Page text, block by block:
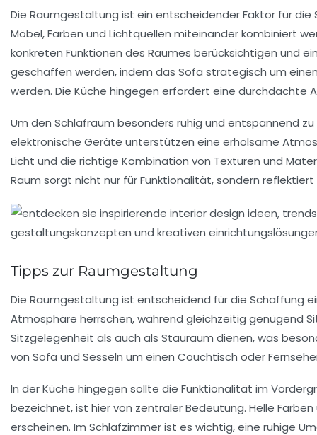
Die Raumgestaltung ist ein entscheidender Faktor für die
Möbel, Farben und Lichtquellen miteinander kombiniert
konkreten Funktionen des Raumes berücksichtigen und
geschaffen werden, indem das Sofa strategisch um
werden. Die Küche hingegen erfordert eine durchdachte
Um den Schlafraum besonders ruhig und entspannend
elektronische Geräte unterstützen eine erholsame
Licht und die richtige Kombination von Texturen und
Raum sorgt nicht nur für Funktionalität, sondern
Tipps zur Raumgestaltung
Die Raumgestaltung ist entscheidend für die Schaffung
Atmosphäre herrschen, während gleichzeitig genügend
Sitzgelegenheit als auch als Stauraum dienen, was
von Sofa und Sesseln um einen Couchtisch oder
In derKüche hingegen sollte die Funktionalität im
bezeichnet, ist hier von zentraler Bedeutung. Helle
erscheinen. Im Schlafzimmerist es wichtig, eine ruhige